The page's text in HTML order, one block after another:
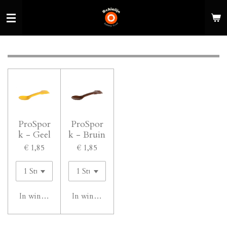
direct
hoofdinhoud
ProSpor
k - Geel
€ 1,85
In winkelwagen
ProSpor
k - Bruin
€ 1,85
In winkelwagen